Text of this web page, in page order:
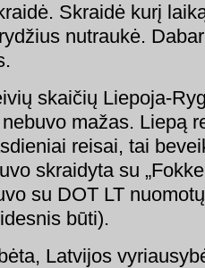
Skraidė kurį
nutraukė.
skaičių Liepoja-
mažas. Liepą
reisai, tai
skraidyta su
su DOT LT
būti).
Latvijos